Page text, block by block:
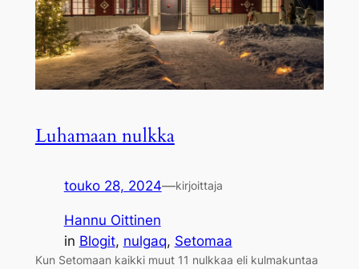
Luhamaan nulkka
touko 28, 2024—kirjoittaja
Hannu Oittinen
in Blogit, nulgaq, Setomaa
Kun Setomaan kaikki muut 11 nulkkaa eli kulmakuntaa